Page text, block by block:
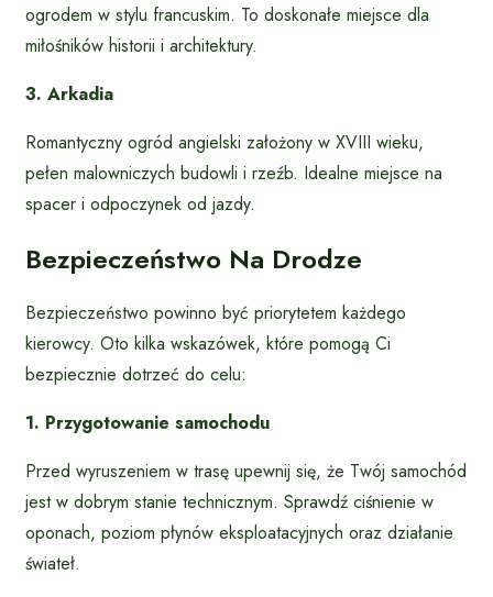
ogrodem w stylu francuskim. To doskonałe miejsce dla
miłośników historii i architektury.
3. Arkadia
Romantyczny ogród angielski założony w XVIII wieku,
pełen malowniczych budowli i rzeźb. Idealne miejsce na
spacer i odpoczynek od jazdy.
Bezpieczeństwo Na Drodze
Bezpieczeństwo powinno być priorytetem każdego
kierowcy. Oto kilka wskazówek, które pomogą Ci
bezpiecznie dotrzeć do celu:
1. Przygotowanie samochodu
Przed wyruszeniem w trasę upewnij się, że Twój samochód
jest w dobrym stanie technicznym. Sprawdź ciśnienie w
oponach, poziom płynów eksploatacyjnych oraz działanie
świateł.